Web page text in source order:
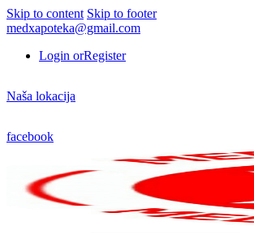
Skip to content Skip to footer
medxapoteka@gmail.com
Login orRegister
Naša lokacija
facebook